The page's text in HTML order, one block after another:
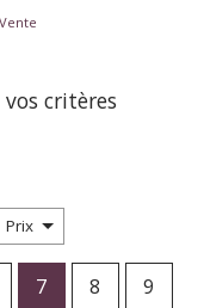
Vente
critères
Prix
7 8 9